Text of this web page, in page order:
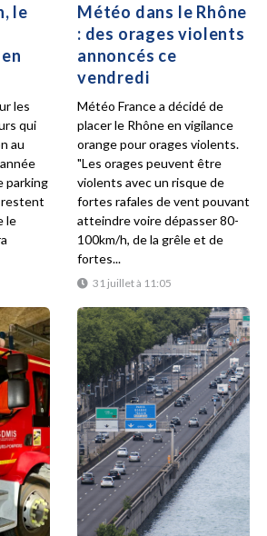
le
les
qui
au
parking
restent
le
Météo dans le Rhône
: des orages violents
annoncés ce
vendredi
31 juillet à 11:05
Météo France a décidé de
placer le Rhône en vigilance
orange pour orages violents.
"Les orages peuvent être
violents avec un risque de
fortes rafales de vent pouvant
atteindre voire dépasser 80-
100km/h, de la grêle et de
fortes...